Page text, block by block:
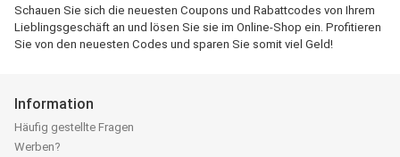
Schauen Sie sich die neuesten Coupons und Rabattcodes von Ihrem
Lieblingsgeschäft an und lösen Sie sie im Online-Shop ein. Profitieren
Sie von den neuesten Codes und sparen Sie somit viel Geld!
Information
Häufig gestellte Fragen
Werben?